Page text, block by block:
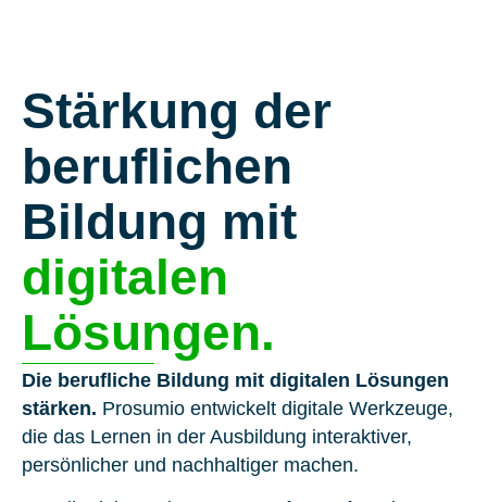
Stärkung der
beruflichen
Bildung mit
digitalen
Lösungen.
Die berufliche Bildung mit digitalen Lösungen
stärken. Prosumio entwickelt digitale Werkzeuge,
die das Lernen in der Ausbildung interaktiver,
persönlicher und nachhaltiger machen.